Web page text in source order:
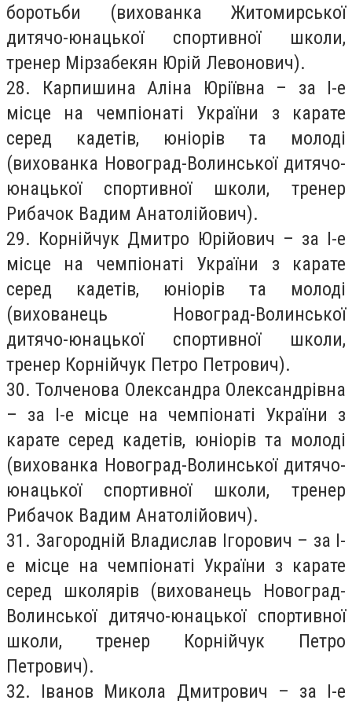
боротьби (вихованка Житомирської
дитячо-юнацької спортивної школи,
тренер Мірзабекян Юрій Левонович).
28. Карпишина Аліна Юріївна – за І-е
місце на чемпіонаті України з карате
серед кадетів, юніорів та молоді
(вихованка Новоград-Волинської дитячо-
юнацької спортивної школи, тренер
Рибачок Вадим Анатолійович).
29. Корнійчук Дмитро Юрійович – за І-е
місце на чемпіонаті України з карате
серед кадетів, юніорів та молоді
(вихованець Новоград-Волинської
дитячо-юнацької спортивної школи,
тренер Корнійчук Петро Петрович).
30. Толченова Олександра Олександрівна
– за І-е місце на чемпіонаті України з
карате серед кадетів, юніорів та молоді
(вихованка Новоград-Волинської дитячо-
юнацької спортивної школи, тренер
Рибачок Вадим Анатолійович).
31. Загородній Владислав Ігорович – за І-
е місце на чемпіонаті України з карате
серед школярів (вихованець Новоград-
Волинської дитячо-юнацької спортивної
школи, тренер Корнійчук Петро
Петрович).
32. Іванов Микола Дмитрович – за І-е